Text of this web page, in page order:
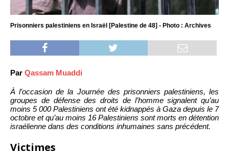
Prisonniers palestiniens en Israël [Palestine de 48] - Photo : Archives
Par Qassam Muaddi
À l’occasion de la Journée des prisonniers palestiniens, les
groupes de défense des droits de l’homme signalent qu’au
moins 5 000 Palestiniens ont été kidnappés à Gaza depuis le 7
octobre et qu’au moins 16 Palestiniens sont morts en détention
israélienne dans des conditions inhumaines sans précédent.
Victimes